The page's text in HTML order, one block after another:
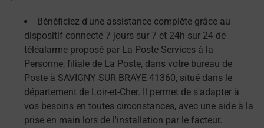
Bénéficiez d'une assistance complète grâce au
dispositif connecté 7 jours sur 7 et 24h sur 24 de
téléalarme proposé par La Poste Services à la
Personne, filiale de La Poste, dans votre bureau de
Poste à SAVIGNY SUR BRAYE 41360, situé dans le
département de Loir-et-Cher. Il permet de s'adapter à
vos besoins en toutes circonstances, avec une aide à la
prise en main lors de l'installation par le facteur.